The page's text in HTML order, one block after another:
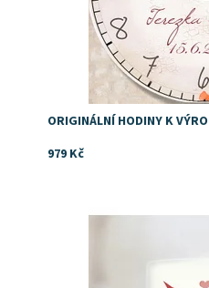
ORIGINÁLNÍ HODINY K
979 Kč
Dostupnost:
Skladem